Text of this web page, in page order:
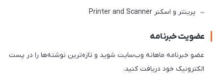
پرینتر و اسکنر Printer and Scanner
عضویت خبرنامه
عضو خبرنامه ماهانه وب‌سایت شوید و تازه‌ترین نوشته‌ها را در پست
الکترونیک خود دریافت کنید.